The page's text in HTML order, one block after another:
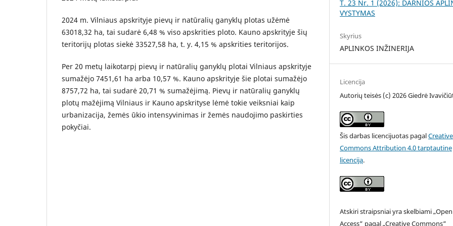
2024 m. Vilniaus apskrityje pievų ir natūralių ganyklų plotas užėmė
63018,32 ha, tai sudarė 6,48 % viso apskrities ploto. Kauno apskrityje šių
teritorijų plotas siekė 33527,58 ha, t. y. 4,15 % apskrities teritorijos.
Per 20 metų laikotarpį pievų ir natūralių ganyklų plotai Vilniaus apskrityje
sumažėjo 7451,61 ha arba 10,57 %. Kauno apskrityje šie plotai sumažėjo
8757,72 ha, tai sudarė 20,71 % sumažėjimą. Pievų ir natūralių ganyklų
plotų mažėjimą Vilniaus ir Kauno apskrityse lėmė tokie veiksniai kaip
urbanizacija, žemės ūkio intensyvinimas ir žemės naudojimo paskirties
pokyčiai.
T. 23 Nr. 1 (2026): DARNIOS
VYSTYMAS
Skyrius
APLINKOS INŽINERIJA
Licencija
Autorių teisės (c) 2026 Giedrė
Šis darbas licencijuotas pagalCreative
Commons Attribution 4.0 tarptautinę
licenciją.
Atskiri straipsniai yra skelbiami „Open
Access“ pagal „Creative Commons“